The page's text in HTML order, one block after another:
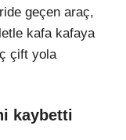
geçen araç,
kafa kafaya
çift yola
kaybetti